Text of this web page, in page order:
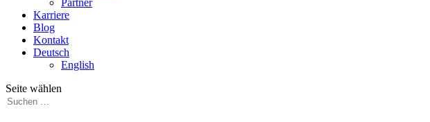
Partner
Karriere
Blog
Kontakt
Deutsch
English
Seite wählen